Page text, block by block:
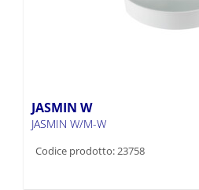
JASMIN W
JASMIN W/M-W
Codice prodotto: 23758